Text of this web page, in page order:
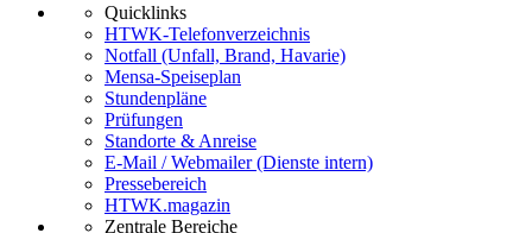
Quicklinks
HTWK-Telefonverzeichnis
Notfall (Unfall, Brand, Havarie)
Mensa-Speiseplan
Stundenpläne
Prüfungen
Standorte & Anreise
E-Mail / Webmailer (Dienste intern)
Pressebereich
HTWK.magazin
Zentrale Bereiche